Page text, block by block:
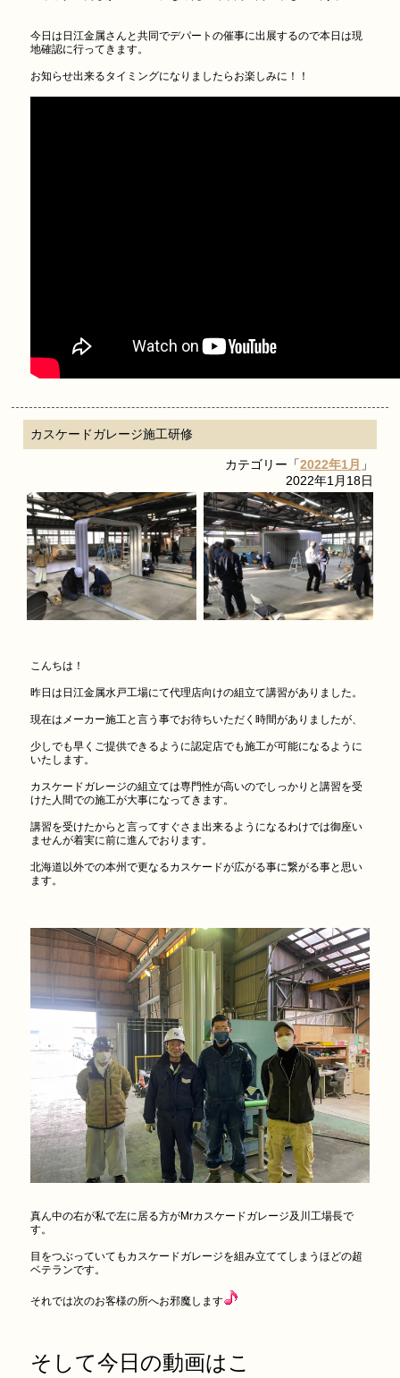
今日は日江金属さんと共同でデパートの催事に出展するので本日は現
地確認に行ってきます。
お知らせ出来るタイミングになりましたらお楽しみに！！
カスケードガレージ施工研修
カテゴリー「2022年1月 」
2022年1月18日
こんちは！
昨日は日江金属水戸工場にて代理店向けの組立て講習がありました。
現在はメーカー施工と言う事でお待ちいただく時間がありましたが、
少しでも早くご提供できるように認定店でも施工が可能になるように
いたします。
カスケードガレージの組立ては専門性が高いのでしっかりと講習を受
けた人間での施工が大事になってきます。
講習を受けたからと言ってすぐさま出来るようになるわけでは御座い
ませんが着実に前に進んでおります。
北海道以外での本州で更なるカスケードが広がる事に繋がる事と思い
ます。
真ん中の右が私で左に居る方がMrカスケードガレージ及川工場長で
す。
目をつぶっていてもカスケードガレージを組み立ててしまうほどの超
ベテランです。
それでは次のお客様の所へお邪魔します
そして今日の動画はこ